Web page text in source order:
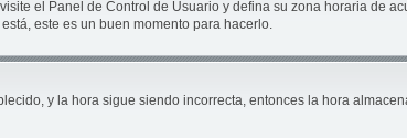
el Panel de Control de Usuario y defina su zona horaria de
este es un buen momento para hacerlo.
y la hora sigue siendo incorrecta, entonces la hora